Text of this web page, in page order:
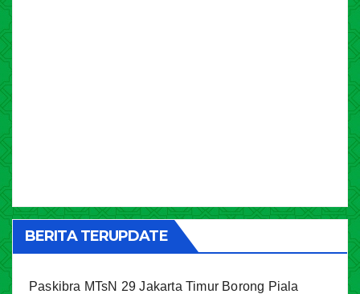
BERITA TERUPDATE
Paskibra MTsN 29 Jakarta Timur Borong Piala